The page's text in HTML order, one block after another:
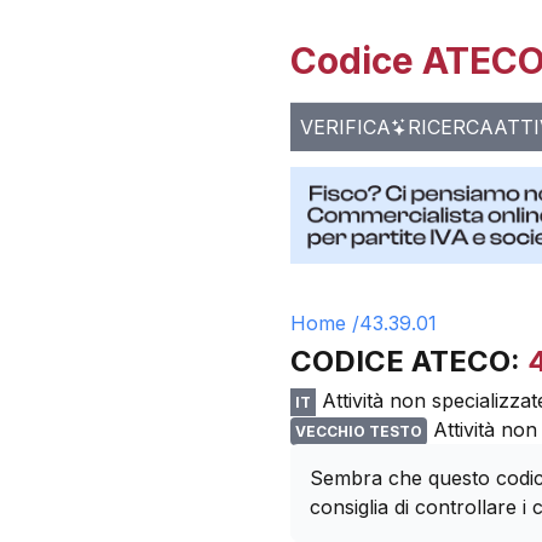
Codice
VERIFICA RICERCA
Home /43.39.01
CODICE ATECO:
IT Attività non
VECCHIO TESTO
Attività
Sembra che questo
consiglia di controllare i